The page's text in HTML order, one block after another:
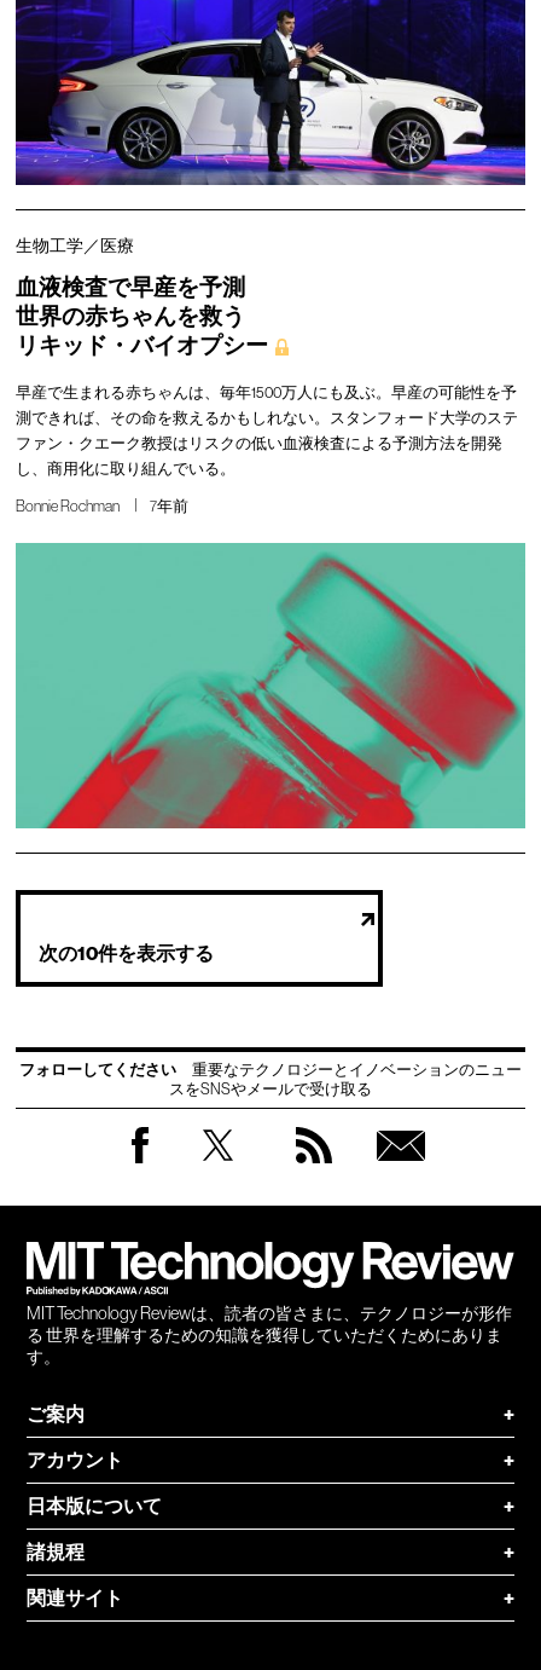
生物工学／医療
血液検査で早産を予測
世界の赤ちゃんを救う
リキッド・バイオプシー
早産で生まれる赤ちゃんは、毎年1500万人にも及ぶ。早産の可能性を予
測できれば、その命を救えるかもしれない。スタンフォード大学のステ
ファン・クエーク教授はリスクの低い血液検査による予測方法を開発
し、商用化に取り組んでいる。
Bonnie Rochman 7年前
次の10件を表示する
フォローしてください
重要なテクノロジーとイノベーションのニュー
スをSNSやメールで受け取る
MIT Technology Reviewは、読者の皆さまに、テクノロジーが形作
る 世界を理解するための知識を獲得していただくためにありま
す。
ご案内
+
アカウント
+
日本版について
+
諸規程
+
関連サイト
+